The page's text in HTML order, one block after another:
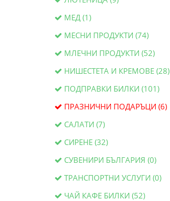
МЕД (1)
МЕСНИ ПРОДУКТИ (74)
МЛЕЧНИ ПРОДУКТИ (52)
НИШЕСТЕТА И КРЕМОВЕ (28)
ПОДПРАВКИ БИЛКИ (101)
ПРАЗНИЧНИ ПОДАРЪЦИ (6)
САЛАТИ (7)
СИРЕНЕ (32)
СУВЕНИРИ БЪЛГАРИЯ (0)
ТРАНСПОРТНИ УСЛУГИ (0)
ЧАЙ КАФЕ БИЛКИ (52)